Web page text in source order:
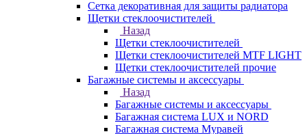
Сетка декоративная для защиты радиатора
Щетки стеклоочистителей
Назад
Щетки стеклоочистителей
Щетки стеклоочистителей MTF LIGHT
Щетки стеклоочистителей прочие
Багажные системы и аксессуары
Назад
Багажные системы и аксессуары
Багажная система LUX и NORD
Багажная система Муравей